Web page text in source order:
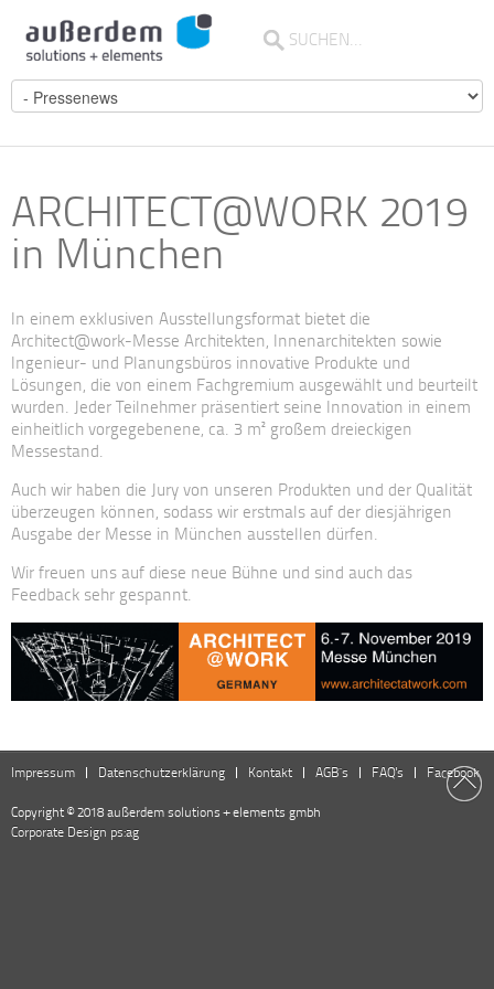
ARCHITECT@WORK 2019
in München
In einem exklusiven Ausstellungsformat bietet die
Architect@work-Messe Architekten, Innenarchitekten sowie
Ingenieur- und Planungsbüros innovative Produkte und
Lösungen, die von einem Fachgremium ausgewählt und beurteilt
wurden. Jeder Teilnehmer präsentiert seine Innovation in einem
einheitlich vorgegebenene, ca. 3 m² großem dreieckigen
Messestand.
Auch wir haben die Jury von unseren Produkten und der Qualität
überzeugen können, sodass wir erstmals auf der diesjährigen
Ausgabe der Messe in München ausstellen dürfen.
Wir freuen uns auf diese neue Bühne und sind auch das
Feedback sehr gespannt.
Impressum Datenschutzerklärung Kontakt AGB´s FAQ's Facebook
Copyright © 2018 außerdem solutions + elements gmbh
Corporate Design ps:ag